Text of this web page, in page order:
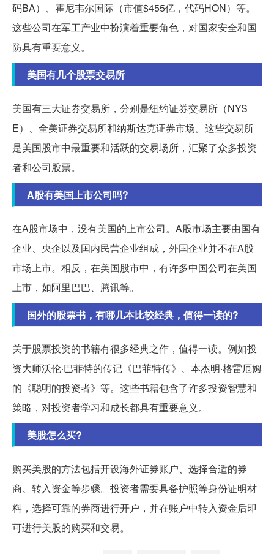
码BA）、霍尼韦尔国际（市值$455亿，代码HON）等。
这些公司在军工产业中扮演着重要角色，对国家安全和国
防具有重要意义。
美国有几个股票交易所
美国有三大证券交易所，分别是纽约证券交易所（NYS
E）、全美证券交易所和纳斯达克证券市场。这些交易所
是美国股市中最重要和活跃的交易场所，汇聚了众多投资
者和公司股票。
A股有美国上市公司吗?
在A股市场中，没有美国的上市公司。A股市场主要由国有
企业、央企以及国内民营企业组成，外国企业并不在A股
市场上市。相反，在美国股市中，有许多中国公司在美国
上市，如阿里巴巴、腾讯等。
国外的股票书，有哪几本比较经典，值得一读的?
关于股票投资的书籍有很多经典之作，值得一读。例如投
资大师沃伦·巴菲特的传记《巴菲特传》、本杰明·格雷厄姆
的《聪明的投资者》等。这些书籍包含了许多投资智慧和
策略，对投资者学习和成长都具有重要意义。
美股怎么买?
购买美股的方法包括开设海外证券账户、选择合适的券
商、转入资金等步骤。投资者需要具备护照等身份证明材
料，选择可靠的券商进行开户，并在账户中转入资金后即
可进行美股的购买和交易。